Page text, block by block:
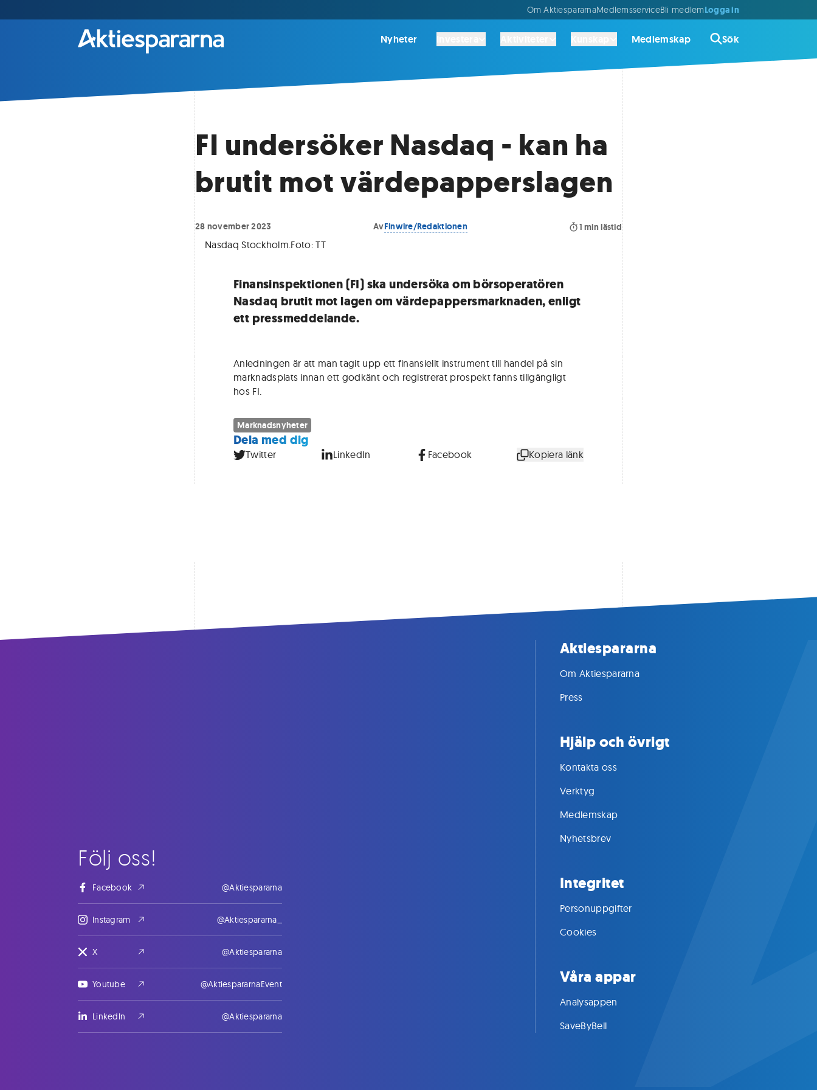
Om AktiespararnaMedlemsserviceBli medlemLogga in
Nyheter Medlemskap Sök
FI undersöker Nasdaq - kan ha
brutit mot värdepapperslagen
28 november 2023 AvFinwire/Redaktionen 1 min lästid
Nasdaq Stockholm.Foto:TT
Finansinspektionen (FI) ska undersöka om börsoperatören
Nasdaq brutit mot lagen om värdepappersmarknaden, enligt
ett pressmeddelande.
Anledningen är att man tagit upp ett finansiellt instrument till handel på sin
marknadsplats innan ett godkänt och registrerat prospekt fanns tillgängligt
hos FI.
Marknadsnyheter
Dela med dig
Twitter LinkedIn Facebook Kopiera länk
Följ oss!
Facebook @Aktiespararna
Instagram @Aktiespararna_
X @Aktiespararna
Youtube @AktiespararnaEvent
LinkedIn @Aktiespararna
Aktiespararna
Om Aktiespararna
Press
Hjälp och övrigt
Kontakta oss
Verktyg
Medlemskap
Nyhetsbrev
Integritet
Personuppgifter
Cookies
Våra appar
Analysappen
SaveByBell